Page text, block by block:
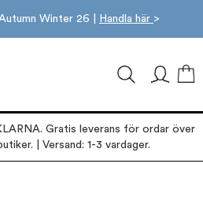
Winter 26 | Handla här >
Gratis leverans för ordar över
| Versand: 1-3 vardager.